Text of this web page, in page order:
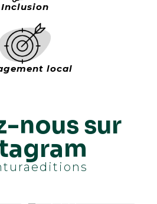
Inclusion
local
nous sur